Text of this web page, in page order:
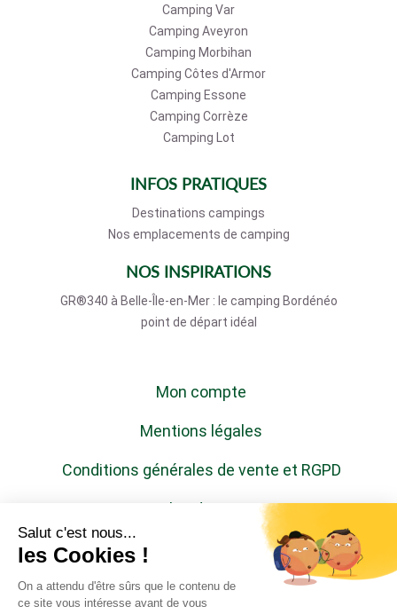
Camping Var
Camping Aveyron
Camping Morbihan
Camping Côtes d'Armor
Camping Essone
Camping Corrèze
Camping Lot
INFOS PRATIQUES
Destinations campings
Nos emplacements de camping
NOS INSPIRATIONS
GR®340 à Belle-Île-en-Mer : le camping Bordénéo
point de départ idéal
Mon compte
Mentions légales
Conditions générales de vente et RGPD
Plan du site